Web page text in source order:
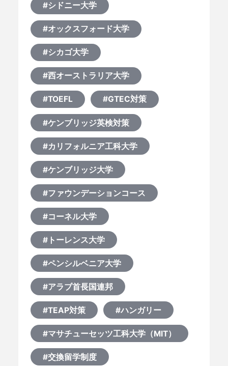
#シドニー大学
#オックスフォード大学
#シカゴ大学
#西オーストラリア大学
#TOEFL #GTEC対策
#ケンブリッジ英検対策
#カリフォルニア工科大学
#ケンブリッジ大学
#ファウンデーションコース
#コーネル大学
#トーレンス大学
#ペンシルベニア大学
#アラブ首長国連邦
#TEAP対策 #ハンガリー
#マサチューセッツ工科大学（MIT）
#交換留学制度